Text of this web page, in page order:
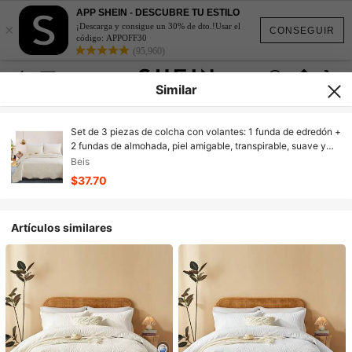
CONSEGUIR
×
APP SHEIN - DESCUBRE TU ESTILO
¡Descarga y consigue un 30% de dto.!Usar el
código: APPOFF30
(95,960)
Similar
Set de 3 piezas de colcha con volantes: 1 funda de edredón +
2 fundas de almohada, piel amigable, transpirable, suave y
acogedor (1 * Funda de edredón + 2 * Fundas de almohada,
sin edredón y almohadas)
Beis
$37.70
Artículos similares